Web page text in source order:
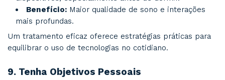
O estresse crônico pode desencadear ou
transtornos mentais. Técnicas simples de
estresse podem fazer uma grande diferença.
trabalho, faça alongamentos e priorize